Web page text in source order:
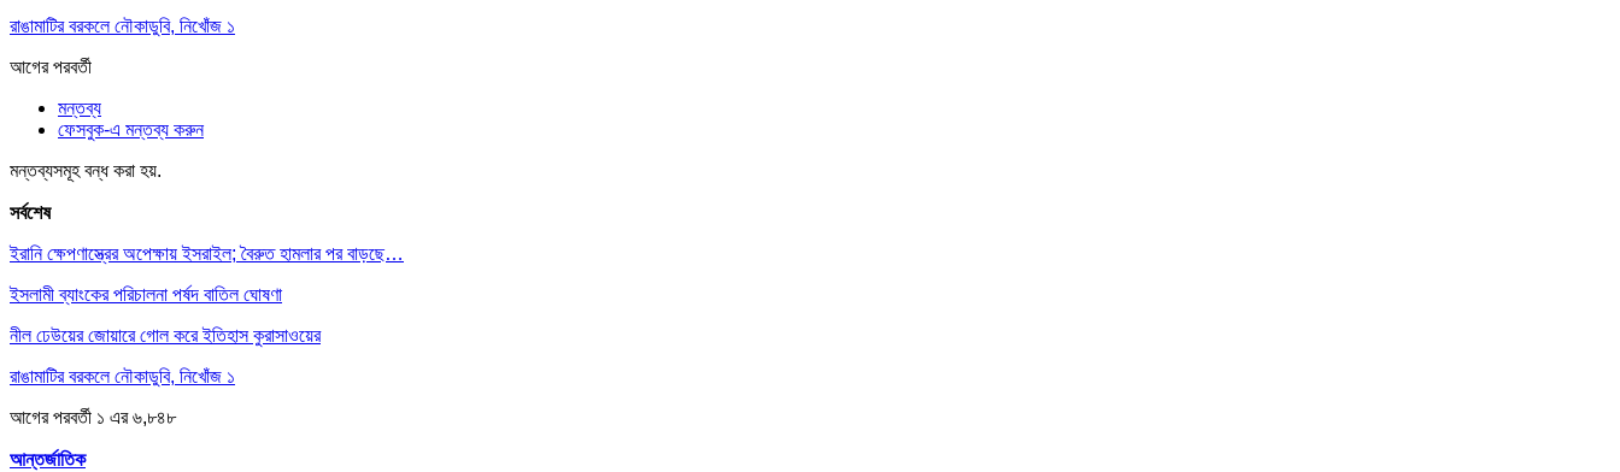
রাঙামাটির বরকলে নৌকাডুবি, নিখোঁজ ১
আগেরপরবর্তী
মন্তব্য
ফেসবুক-এ মন্তব্য করুন
মন্তব্যসমূহ বন্ধ করা হয়.
সর্বশেষ
ইরানি ক্ষেপণাস্ত্রের অপেক্ষায় ইসরাইল; বৈরুত হামলার পর বাড়ছে…
ইসলামী ব্যাংকের পরিচালনা পর্ষদ বাতিল ঘোষণা
নীল ঢেউয়ের জোয়ারে গোল করে ইতিহাস কুরাসাওয়ের
রাঙামাটির বরকলে নৌকাডুবি, নিখোঁজ ১
আগেরপরবর্তী ১ এর ৬,৮৪৮
আন্তর্জাতিক